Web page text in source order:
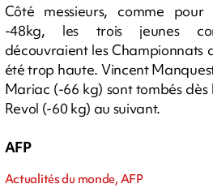
Côté messieurs, comme
-48kg, les trois jeunes
découvraient les Championnats
été trop haute. Vincent
Mariac (-66 kg) sont tombés
Revol (-60 kg) au suivant.
AFP
Actualités du monde, AFP